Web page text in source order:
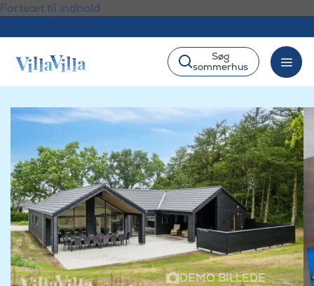
Fortsæt til indhold
Søg
sommerhus
DEMO BILLEDE